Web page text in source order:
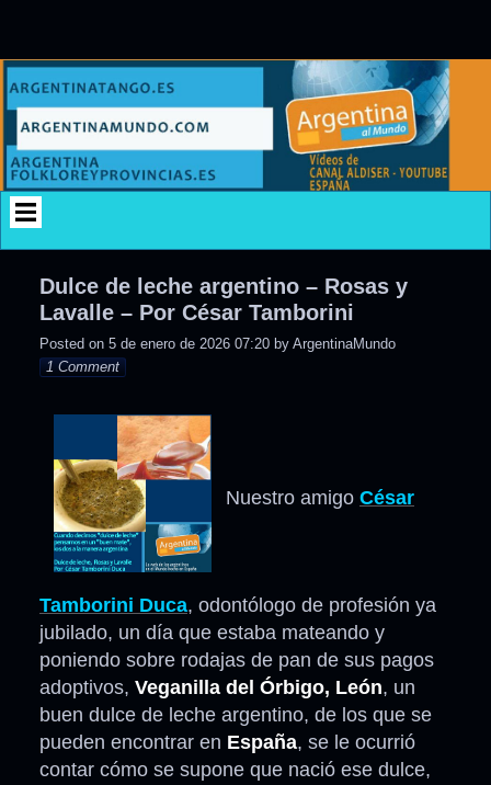
content
Dulce de leche argentino – Rosas y
Lavalle – Por César Tamborini
Posted on 5 de enero de 2026 07:20 by ArgentinaMundo
1 Comment
Nuestro amigo César
Tamborini Duca, odontólogo de profesión ya
jubilado, un día que estaba mateando y
poniendo sobre rodajas de pan de sus pagos
adoptivos, Veganilla del Órbigo, León, un
buen dulce de leche argentino, de los que se
pueden encontrar en España, se le ocurrió
contar cómo se supone que nació ese dulce,